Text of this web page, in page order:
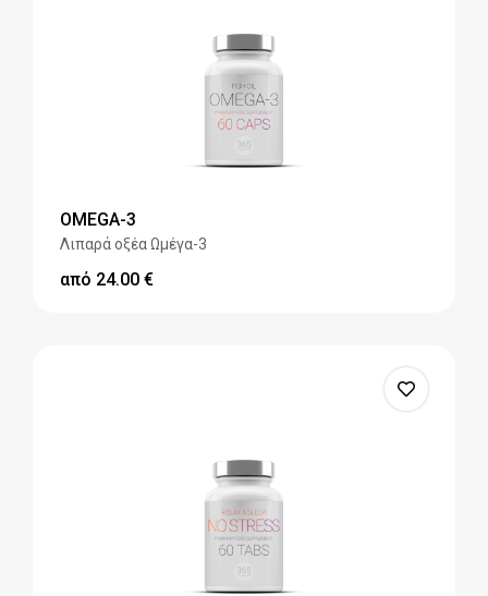
OMEGA-3
Λιπαρά οξέα Ωμέγα-3
από 24.00 €